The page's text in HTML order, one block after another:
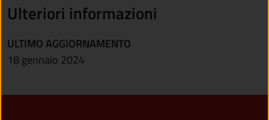
Ulteriori informazioni
ULTIMO AGGIORNAMENTO
18 gennaio 2024